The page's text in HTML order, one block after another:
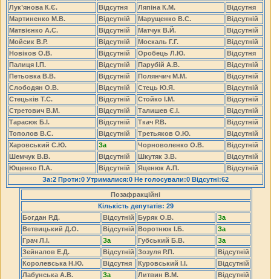
Лук’янова К.Є.
Відсутня Ляпіна К.М.
Відсутня
Мартиненко М.В.
Відсутній Марущенко В.С.
Відсутній
Матвієнко А.С.
Відсутній Матчук В.Й.
Відсутній
Мойсик В.Р.
Відсутній Москаль Г.Г.
Відсутній
Новіков О.В.
Відсутній Оробець Л.Ю.
Відсутня
Палиця І.П.
Відсутній Парубій А.В.
Відсутній
Петьовка В.В.
Відсутній Полянчич М.М.
Відсутній
Слободян О.В.
Відсутній Стець Ю.Я.
Відсутній
Стецьків Т.С.
Відсутній Стойко І.М.
Відсутній
Стретович В.М.
Відсутній Талишев Є.І.
Відсутній
Тарасюк Б.І.
Відсутній Ткач Р.В.
Відсутній
Тополов В.С.
Відсутній Третьяков О.Ю.
Відсутній
Харовський С.Ю.
За Чорноволенко О.В.
Відсутній
Шемчук В.В.
Відсутній Шкутяк З.В.
Відсутній
Ющенко П.А.
Відсутній Яценюк А.П.
Відсутній
За:2 Проти:0 Утрималися:0 Не голосували:0 Відсутні:62
Позафракційні
Кількість депутатів: 29
Богдан Р.Д.
Відсутній Буряк О.В.
За
Ветвицький Д.О.
Відсутній Воротнюк І.Б.
За
Грач Л.І.
За Губський Б.В.
За
Зейналов Е.Д.
Відсутній Зозуля Р.П.
Відсутній
Королевська Н.Ю.
Відсутня Куровський І.І.
Відсутній
Лабунська А.В.
За Литвин В.М.
Відсутній